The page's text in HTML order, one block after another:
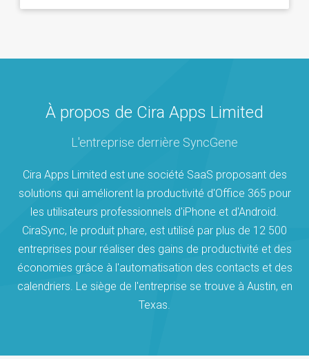
À propos de Cira Apps Limited
L'entreprise derrière SyncGene
Cira Apps Limited est une société SaaS proposant des
solutions qui améliorent la productivité d'Office 365 pour
les utilisateurs professionnels d'iPhone et d'Android.
CiraSync, le produit phare, est utilisé par plus de 12 500
entreprises pour réaliser des gains de productivité et des
économies grâce à l'automatisation des contacts et des
calendriers. Le siège de l'entreprise se trouve à Austin, en
Texas.